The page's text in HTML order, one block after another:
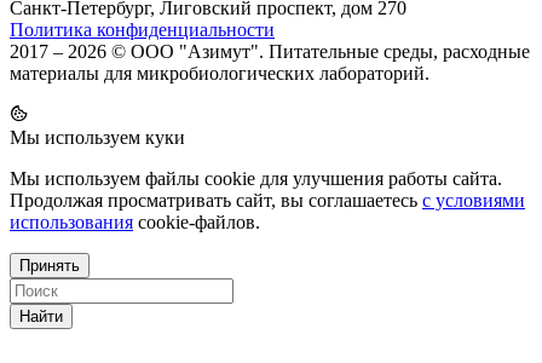
Санкт-Петербург, Лиговский проспект, дом 270
Политика конфиденциальности
2017 – 2026 © ООО "Азимут". Питательные среды, расходные
материалы для микробиологических лабораторий.
Мы используем куки
Мы используем файлы cookie для улучшения работы сайта.
Продолжая просматривать сайт, вы соглашаетесь с условиями
использования cookie-файлов.
Принять
Найти